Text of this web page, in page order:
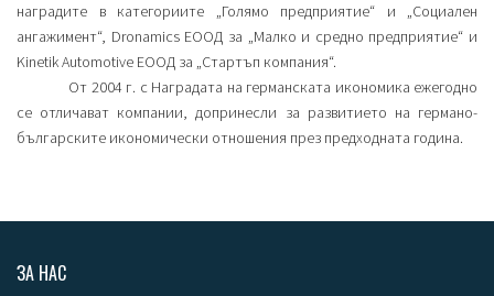
наградите в категориите „Голямо предприятие“ и „Социален
ангажимент“, Dronamics ЕООД за „Малко и средно предприятие“ и
Kinetik Automotive ЕООД за „Стартъп компания“.
От 2004 г. с Наградата на германската икономика ежегодно
се отличават компании, допринесли за развитието на германо-
българските икономически отношения през предходната година.
ЗА НАС